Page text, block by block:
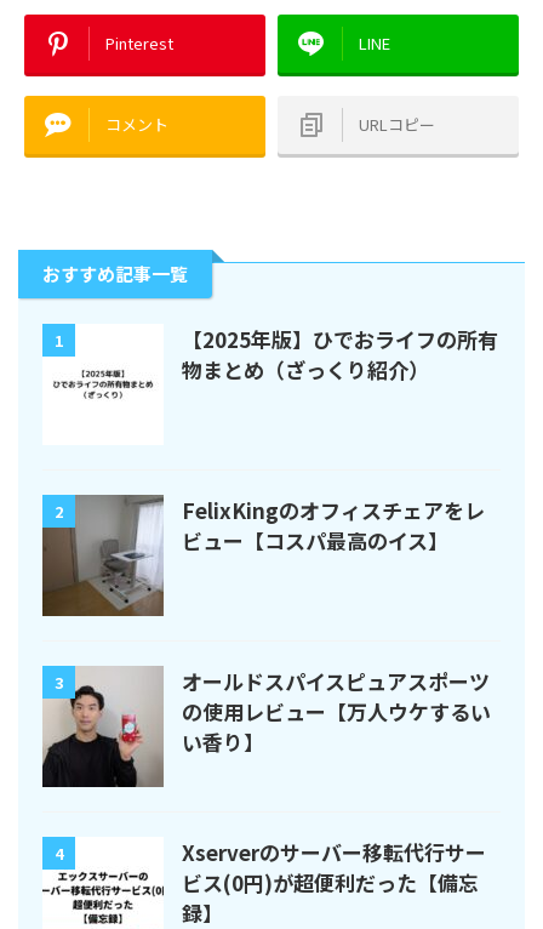
Pinterest LINE
コメント URLコピー
おすすめ記事一覧
1
【2025年版】ひでおライフの所有
物まとめ（ざっくり紹介）
2
FelixKingのオフィスチェアをレ
ビュー【コスパ最高のイス】
3
オールドスパイスピュアスポーツ
の使用レビュー【万人ウケするい
い香り】
4
Xserverのサーバー移転代行サー
ビス(0円)が超便利だった【備忘
録】